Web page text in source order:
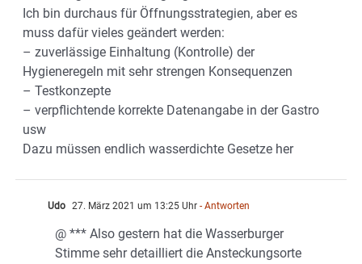
Ich bin durchaus für Öffnungsstrategien, aber es
muss dafür vieles geändert werden:
– zuverlässige Einhaltung (Kontrolle) der
Hygieneregeln mit sehr strengen Konsequenzen
– Testkonzepte
– verpflichtende korrekte Datenangabe in der Gastro
usw
Dazu müssen endlich wasserdichte Gesetze her
Udo 27. März 2021 um 13:25 Uhr - Antworten
@ *** Also gestern hat die Wasserburger
Stimme sehr detailliert die Ansteckungsorte